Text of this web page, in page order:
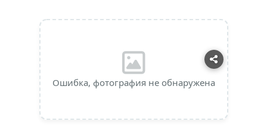
Ошибка, фотография не обнаружена